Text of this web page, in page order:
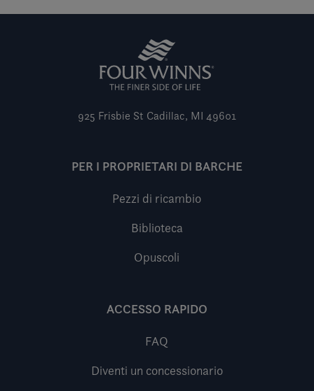
925 Frisbie St Cadillac, MI 49601
PER I PROPRIETARI DI BARCHE
Pezzi di ricambio
Biblioteca
Opuscoli
ACCESSO RAPIDO
FAQ
Diventi un concessionario